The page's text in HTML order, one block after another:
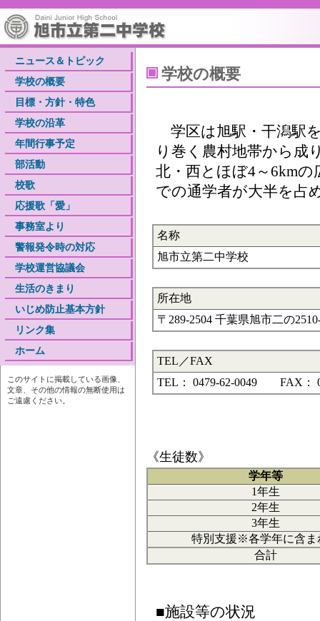
ニュース＆トピック
学校の概要
目標・方針・特色
学校の沿革
年間行事予定
部活動
校歌
応援歌「愛」
事務室より
警報発令時の対応
学校運営協議会
生活のきまり
いじめ防止基本方針
リンク集
ホーム
このサイトに掲載している画像、
文章、その他の情報の無断使用は
ご遠慮ください。
学校の概要
学区は旭駅・干潟駅
り巻く農村地帯から成
北・西とほぼ4～6km
での通学者が大半を占
名称
旭市立第二中学校
所在地
〒289-2504 千葉県旭市二の
TEL／FAX
TEL： 0479-62-0049 FAX：
《生徒数》
学年等
1年生
2年生
3年生
特別支援※各学年に含ま
合計
■施設等の状況